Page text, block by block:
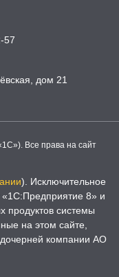
57
дом 21
Все права на сайт
). Исключительное
«1С:Предприятие 8» и
продуктов системы
на этом сайте,
компании АО